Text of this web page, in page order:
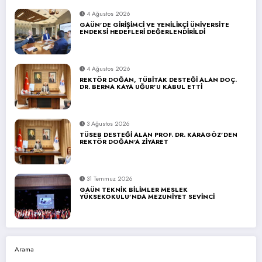
4 Ağustos 2026
GAÜN’DE GİRİŞİMCİ VE YENİLİKÇİ ÜNİVERSİTE
ENDEKSİ HEDEFLERİ DEĞERLENDİRİLDİ
4 Ağustos 2026
REKTÖR DOĞAN, TÜBİTAK DESTEĞİ ALAN DOÇ.
DR. BERNA KAYA UĞUR’U KABUL ETTİ
3 Ağustos 2026
TÜSEB DESTEĞİ ALAN PROF. DR. KARAGÖZ’DEN
REKTÖR DOĞAN’A ZİYARET
31 Temmuz 2026
GAÜN TEKNİK BİLİMLER MESLEK
YÜKSEKOKULU’NDA MEZUNİYET SEVİNCİ
Arama